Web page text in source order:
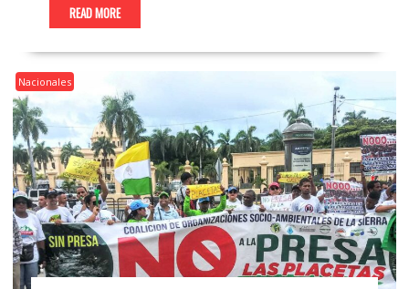
READ MORE
Nacionales